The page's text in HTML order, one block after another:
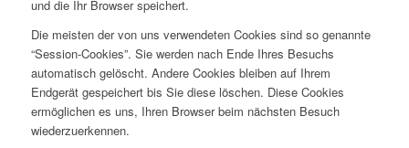
und die Ihr Browser speichert.
Die meisten der von uns verwendeten Cookies sind so genannte
“Session-Cookies”. Sie werden nach Ende Ihres Besuchs
automatisch gelöscht. Andere Cookies bleiben auf Ihrem
Endgerät gespeichert bis Sie diese löschen. Diese Cookies
ermöglichen es uns, Ihren Browser beim nächsten Besuch
wiederzuerkennen.